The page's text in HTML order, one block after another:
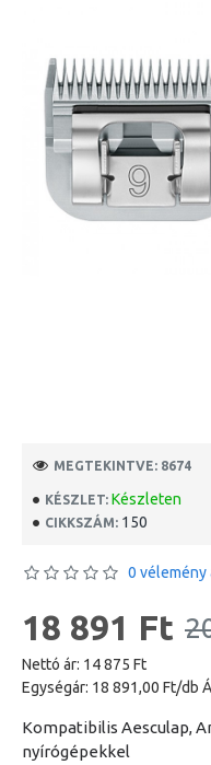
KÉSZLET: Készleten
CIKKSZÁM: 150
MEGTEKINTVE: 8674
0 vélemény
18 891 Ft
Nettó ár: 14 875 Ft
Egységár: 18 891,00 Ft/db
Kompatibilis Aesculap,
nyírógépekkel